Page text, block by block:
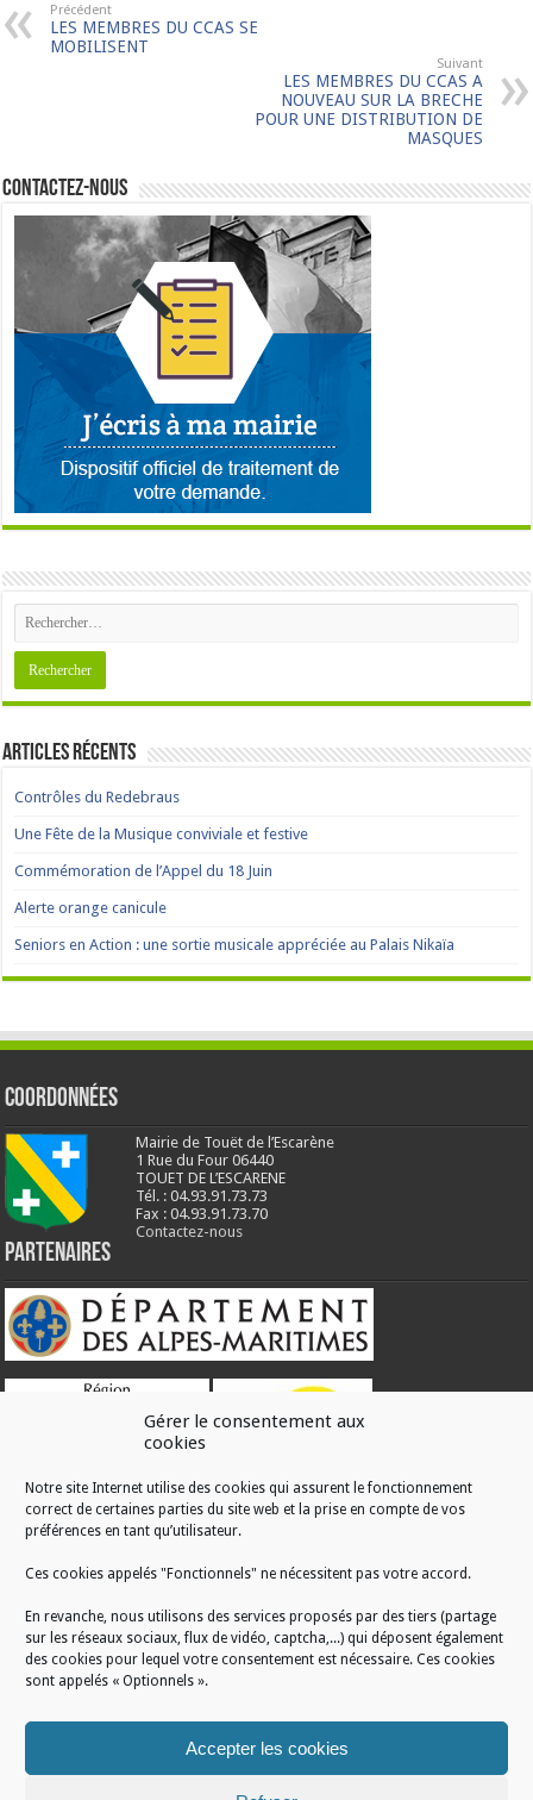
Gérer le consentement aux
cookies
Notre site Internet utilise des cookies qui assurent le fonctionnement
correct de certaines parties du site web et la prise en compte de vos
préférences en tant qu’utilisateur.
Ces cookies appelés "Fonctionnels" ne nécessitent pas votre accord.
En revanche, nous utilisons des services proposés par des tiers (partage
sur les réseaux sociaux, flux de vidéo, captcha,...) qui déposent également
des cookies pour lequel votre consentement est nécessaire. Ces cookies
sont appelés « Optionnels ».
Accepter les cookies
Précédent
LES MEMBRES DU CCAS SE
MOBILISENT
Suivant
LES MEMBRES DU CCAS A
NOUVEAU SUR LA BRECHE
POUR UNE DISTRIBUTION DE
MASQUES
Contactez-nous
Articles récents
Contrôles du Redebraus
Une Fête de la Musique conviviale et festive
Commémoration de l’Appel du 18 Juin
Alerte orange canicule
Seniors en Action : une sortie musicale appréciée au Palais Nikaïa
Coordonnées
Mairie de Touët de l’Escarène
1 Rue du Four 06440
TOUET DE L’ESCARENE
Tél. : 04.93.91.73.73
Fax : 04.93.91.73.70
Contactez-nous
Partenaires
RÉALISATION